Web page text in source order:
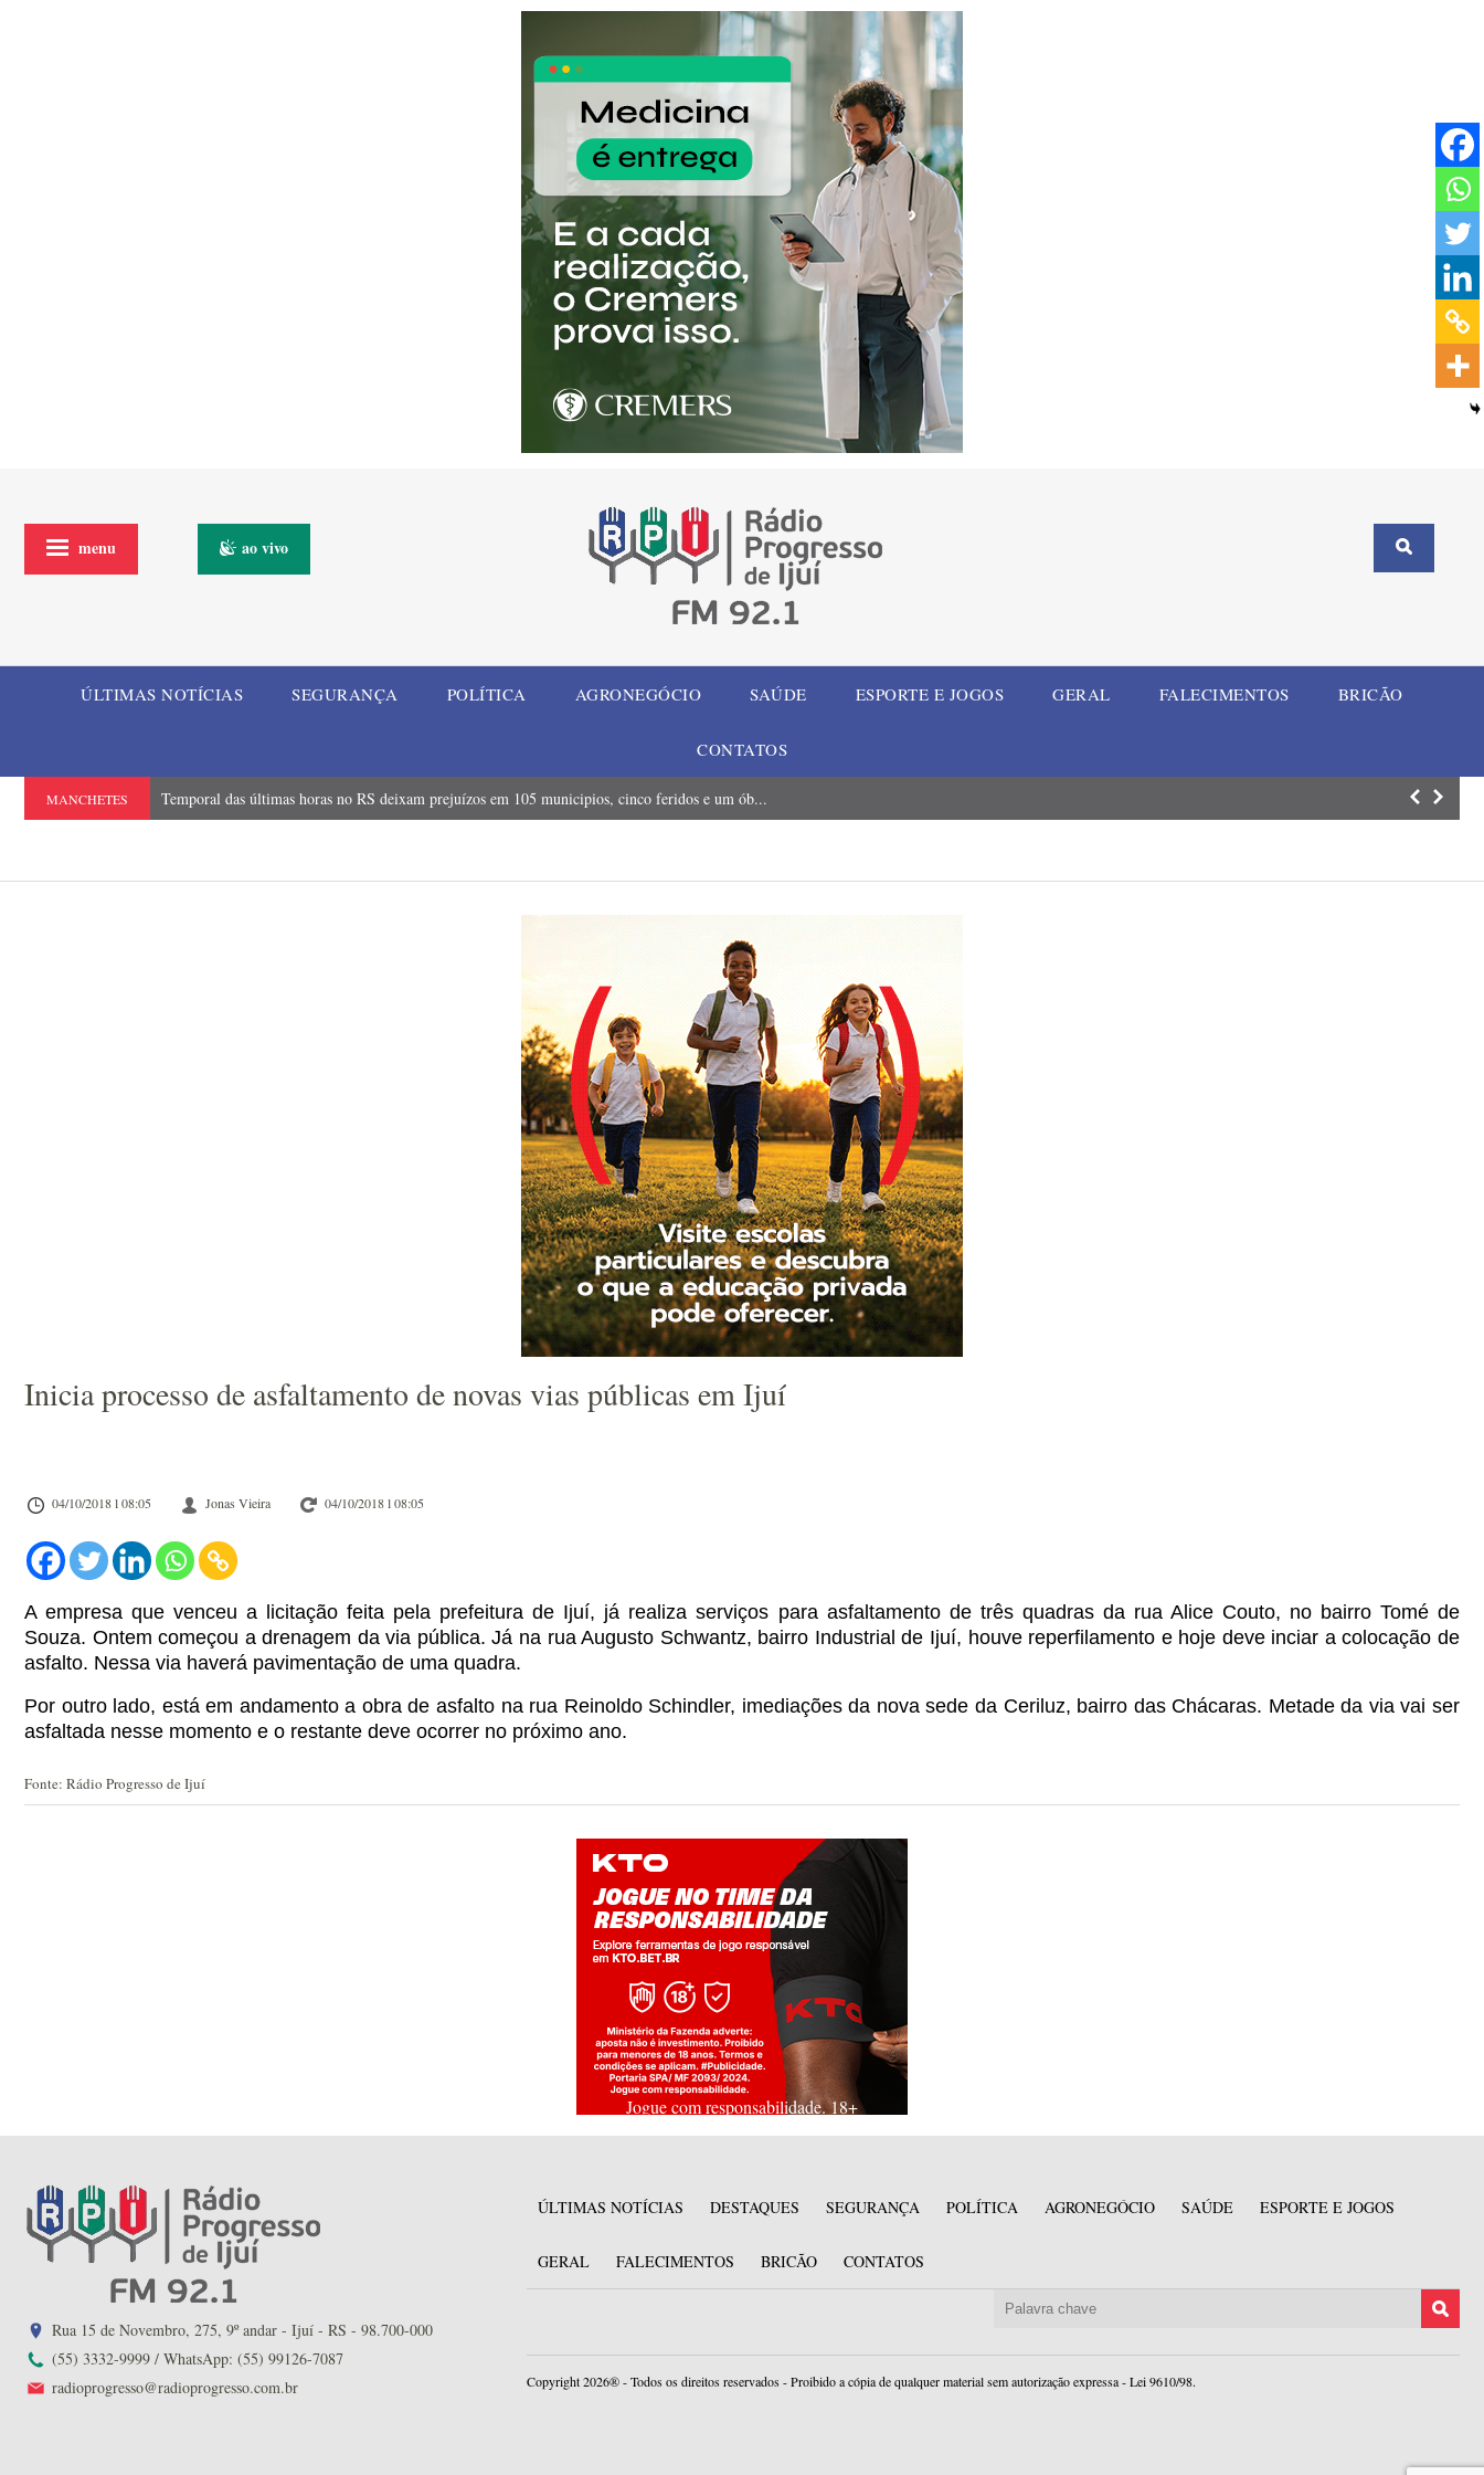
menu ao vivo
ÚLTIMAS NOTÍCIAS SEGURANÇA POLÍTICA AGRONEGÓCIO SAÚDE ESPORTE E JOGOS GERAL FALECIMENTOS BRICÃO
CONTATOS
MANCHETES Temporal das últimas horas no RS deixam prejuízos em 105 municipios, cinco feridos e um ób... Comércio de
Inicia processo de asfaltamento de novas vias públicas em Ijuí
04/10/2018 l 08:05 Jonas Vieira 04/10/2018 l 08:05
A empresa que venceu a licitação feita pela prefeitura de Ijuí, já realiza serviços para asfaltamento de três quadras da rua Alice Couto, no bairro Tomé de
Souza. Ontem começou a drenagem da via pública. Já na rua Augusto Schwantz, bairro Industrial de Ijuí, houve reperfilamento e hoje deve inciar a colocação de
asfalto. Nessa via haverá pavimentação de uma quadra.
Por outro lado, está em andamento a obra de asfalto na rua Reinoldo Schindler, imediações da nova sede da Ceriluz, bairro das Chácaras. Metade da via vai ser
asfaltada nesse momento e o restante deve ocorrer no próximo ano.
Fonte: Rádio Progresso de Ijuí
Jogue com responsabilidade. 18+
Rua 15 de Novembro, 275, 9º andar - Ijuí - RS - 98.700-000
(55) 3332-9999 / WhatsApp: (55) 99126-7087
radioprogresso@radioprogresso.com.br
ÚLTIMAS NOTÍCIAS DESTAQUES SEGURANÇA POLÍTICA AGRONEGÓCIO SAÚDE ESPORTE E JOGOS
GERAL FALECIMENTOS BRICÃO CONTATOS
Copyright 2026® - Todos os direitos reservados - Proibido a cópia de qualquer material sem autorização expressa - Lei 9610/98.